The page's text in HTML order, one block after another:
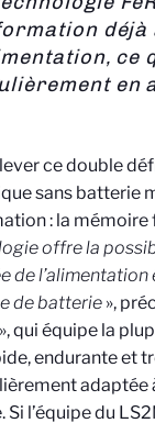
déjà
ce
en
ce double
sans batterie
: la
offre la
de
de batterie »,
», qui équipe la
endurante et
adaptée
Si l’équipe du